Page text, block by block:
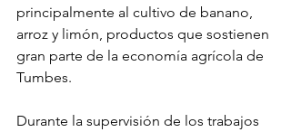
principalmente al cultivo de banano,
arroz y limón, productos que sostienen
gran parte de la economía agrícola de
Tumbes.
Durante la supervisión de los trabajos